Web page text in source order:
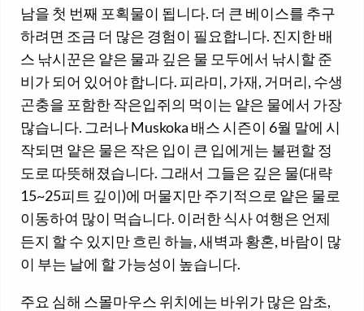
남을 첫 번째 포획물이 됩니다. 더 큰 베이스를 추구
하려면 조금 더 많은 경험이 필요합니다. 진지한 배
스 낚시꾼은 얕은 물과 깊은 물 모두에서 낚시할 준
비가 되어 있어야 합니다. 피라미, 가재, 거머리, 수생
곤충을 포함한 작은입쥐의 먹이는 얕은 물에서 가장
많습니다. 그러나 Muskoka 배스 시즌이 6월 말에 시
작되면 얕은 물은 작은 입이 큰 입에게는 불편할 정
도로 따뜻해졌습니다. 그래서 그들은 깊은 물(대략
15~25피트 깊이)에 머물지만 주기적으로 얕은 물로
이동하여 많이 먹습니다. 이러한 식사 여행은 언제
든지 할 수 있지만 흐린 하늘, 새벽과 황혼, 바람이 많
이 부는 날에 할 가능성이 높습니다.
주요 심해 스몰마우스 위치에는 바위가 많은 암초,